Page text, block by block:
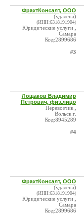
ФрахтКонсалт, ООО
(удалена)
(ИНН:6318191904)
Юридические услуги ,
Самара
Код:2899686
#3
Лощаков Владимир
Петрович, физ.лицо
Перевозчик ,
Вольск г.
Код:8945289
#4
ФрахтКонсалт, ООО
(удалена)
(ИНН:6318191904)
Юридические услуги ,
Самара
Код:2899686